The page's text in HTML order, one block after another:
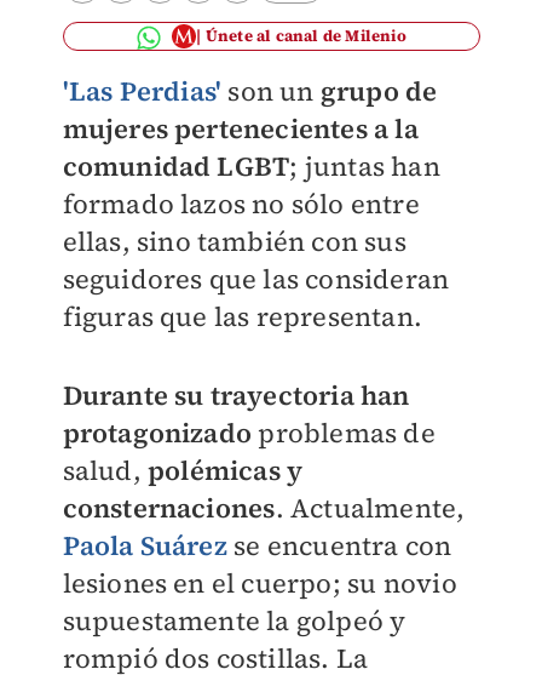
Únete al canal de Milenio
'Las Perdias' son un grupo de
mujeres pertenecientes a la
comunidad LGBT; juntas han
formado lazos no sólo entre
ellas, sino también con sus
seguidores que las consideran
figuras que las representan.
Durante su trayectoria han
protagonizado problemas de
salud, polémicas y
consternaciones. Actualmente,
Paola Suárezse encuentra con
lesiones en el cuerpo; su novio
supuestamente la golpeó y
rompió dos costillas. La